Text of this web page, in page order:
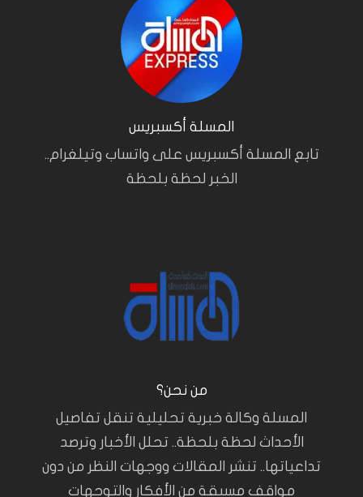
المسلة أكسبريس
تابع المسلة أكسبريس على واتساب وتيلغرام..
الخبر لحظة بلحظة
من نحن؟
المسلة وكالة خبرية تحليلية تنقل تفاصيل
الأحداث لحظة بلحظة.. تحلل الأخبار وترصد
تداعياتها.. تنشر المقالات ووجهات النظر من دون
مواقف مسبقة من الأفكار والتوجهات